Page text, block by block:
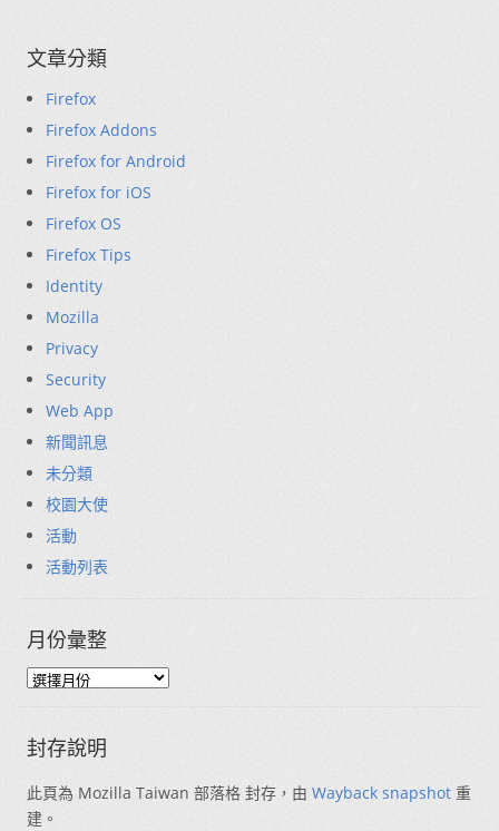
文章分類
Firefox
Firefox Addons
Firefox for Android
Firefox for iOS
Firefox OS
Firefox Tips
Identity
Mozilla
Privacy
Security
Web App
新聞訊息
未分類
校園大使
活動
活動列表
月份彙整
封存說明
此頁為 Mozilla Taiwan 部落格 封存，由 Wayback snapshot 重
建。